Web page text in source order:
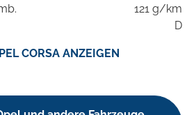
121 g/km
D
CORSA ANZEIGEN